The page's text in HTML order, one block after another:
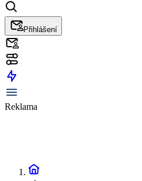
Přihlášení
Reklama